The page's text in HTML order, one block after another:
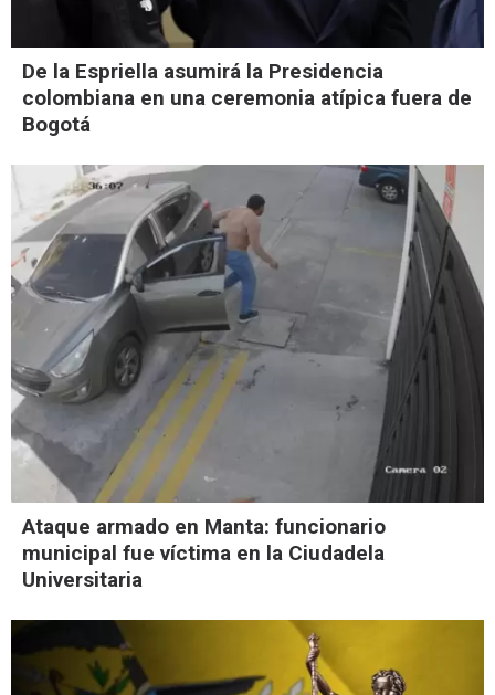
De la Espriella asumirá la Presidencia
colombiana en una ceremonia atípica fuera de
Bogotá
Ataque armado en Manta: funcionario
municipal fue víctima en la Ciudadela
Universitaria